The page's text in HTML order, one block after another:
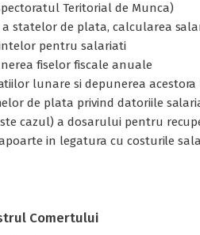
Teritorial de Munca)
statelor de plata, calcularea
pentru salariati
fiselor fiscale anuale
lunare si depunerea
de plata privind datoriile
cazul) a dosarului pentru
in legatura cu costurile
Comertului